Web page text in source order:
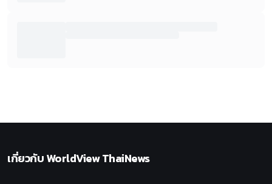
เกี่ยวกับWorldView ThaiNews